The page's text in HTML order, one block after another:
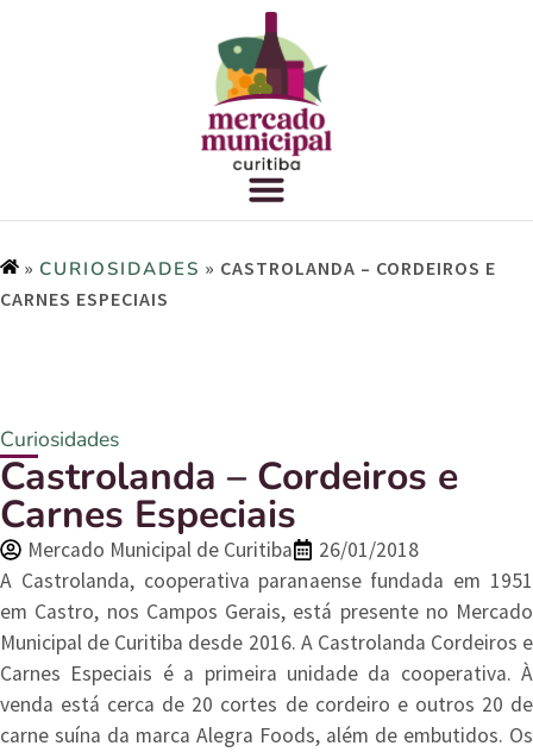
» CURIOSIDADES » CASTROLANDA – CORDEIROS E
CARNES ESPECIAIS
Curiosidades
Castrolanda – Cordeiros e
Carnes Especiais
Mercado Municipal de Curitiba
26/01/2018
A Castrolanda, cooperativa paranaense fundada em 1951
em Castro, nos Campos Gerais, está presente no Mercado
Municipal de Curitiba desde 2016. A Castrolanda Cordeiros e
Carnes Especiais é a primeira unidade da cooperativa. À
venda está cerca de 20 cortes de cordeiro e outros 20 de
carne suína da marca Alegra Foods, além de embutidos. Os